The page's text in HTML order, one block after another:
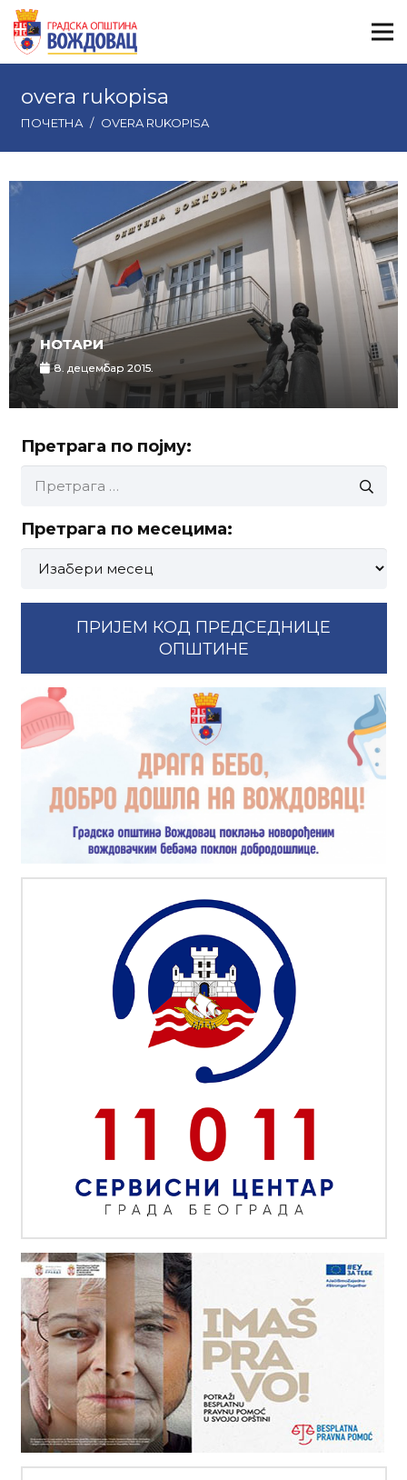
overa rukopisa
ПОЧЕТНА / OVERA RUKOPISA
НОТАРИ
8. децембар 2015.
Претрага по појму:
за:
Претрага по месецима:
месецима:
ПРИЈЕМ КОД ПРЕДСЕДНИЦЕ
ОПШТИНЕ